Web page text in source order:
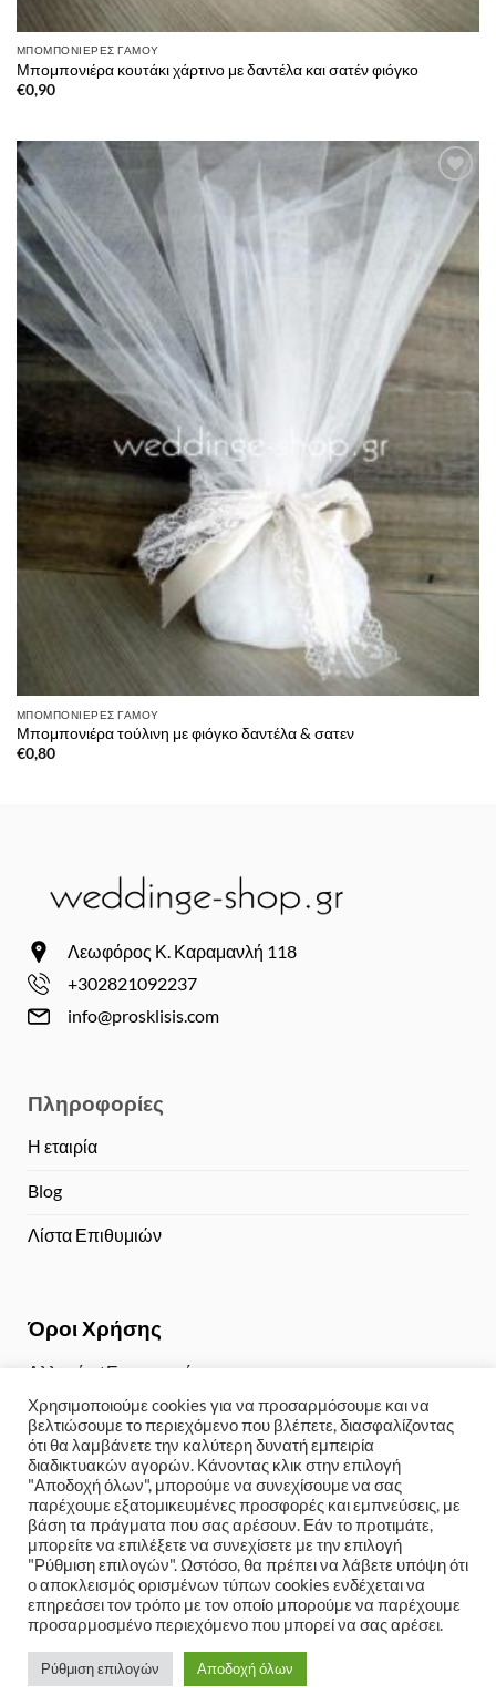
ΜΠΟΜΠΟΝΙΈΡΕΣ ΓΆΜΟΥ
Μπομπονιέρα κουτάκι χάρτινο με δαντέλα και σατέν φιόγκο
€0,90
Πρόσθήκη
στην λίστα
επιθυμιών
ΜΠΟΜΠΟΝΙΈΡΕΣ ΓΆΜΟΥ
Μπομπονιέρα τούλινη με φιόγκο δαντέλα & σατεν
€0,80
Λεωφόρος Κ. Καραμανλή 118
+302821092237
info@prosklisis.com
Πληροφορίες
Η εταιρία
Blog
Λίστα Επιθυμιών
Όροι Χρήσης
Αλλαγές / Επιστροφές
Τρόποι Πληρωμής
Αποστολή / Παραλαβή
Πολιτική Απορρήτου
Copyright 2024 © Weddinge-shopKατασκευή eshop με
wordpress-7web Digital Agency Χανιά
Χρησιμοποιούμε cookies για να προσαρμόσουμε και να
βελτιώσουμε το περιεχόμενο που βλέπετε, διασφαλίζοντας
ότι θα λαμβάνετε την καλύτερη δυνατή εμπειρία
διαδικτυακών αγορών. Κάνοντας κλικ στην επιλογή
"Αποδοχή όλων", μπορούμε να συνεχίσουμε να σας
παρέχουμε εξατομικευμένες προσφορές και εμπνεύσεις, με
βάση τα πράγματα που σας αρέσουν. Εάν το προτιμάτε,
μπορείτε να επιλέξετε να συνεχίσετε με την επιλογή
"Ρύθμιση επιλογών". Ωστόσο, θα πρέπει να λάβετε υπόψη ότι
ο αποκλεισμός ορισμένων τύπων cookies ενδέχεται να
επηρεάσει τον τρόπο με τον οποίο μπορούμε να παρέχουμε
προσαρμοσμένο περιεχόμενο που μπορεί να σας αρέσει.
Ρύθμιση επιλογών Αποδοχή όλων